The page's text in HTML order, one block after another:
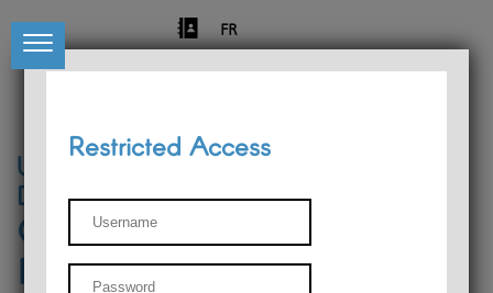
FR
University of Liège
Départment of Philosophy
Center for Phenomenological
Research
Restricted Access